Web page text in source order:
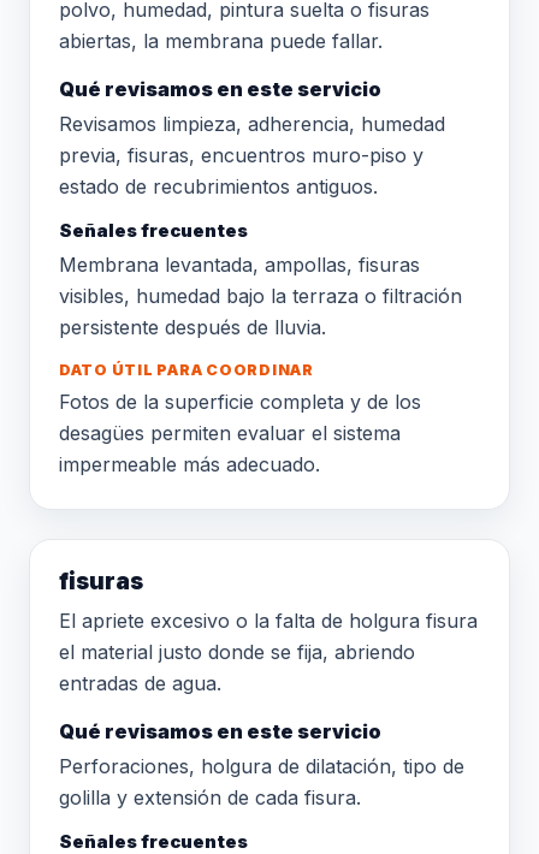
polvo, humedad, pintura suelta o fisuras
abiertas, la membrana puede fallar.
Qué revisamos en este servicio
Revisamos limpieza, adherencia, humedad
previa, fisuras, encuentros muro-piso y
estado de recubrimientos antiguos.
Señales frecuentes
Membrana levantada, ampollas, fisuras
visibles, humedad bajo la terraza o filtración
persistente después de lluvia.
DATO ÚTIL PARA COORDINAR
Fotos de la superficie completa y de los
desagües permiten evaluar el sistema
impermeable más adecuado.
fisuras
El apriete excesivo o la falta de holgura fisura
el material justo donde se fija, abriendo
entradas de agua.
Qué revisamos en este servicio
Perforaciones, holgura de dilatación, tipo de
golilla y extensión de cada fisura.
Señales frecuentes